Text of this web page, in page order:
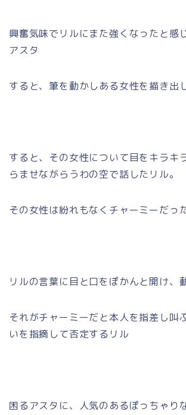
興奮気味でリルにまた強くなったと感
アスタ
すると、筆を動かしある女性を描き出
すると、その女性について目をキラキ
らませながらうわの空で話したリル。
その女性は紛れもなくチャーミーだった
リルの言葉に目と口をぽかんと開け、
それがチャーミーだと本人を指差し叫
いを指摘して否定するリル
困るアスタに、人気のあるぽっちゃり